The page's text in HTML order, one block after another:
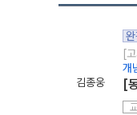
김종웅
[
개
[